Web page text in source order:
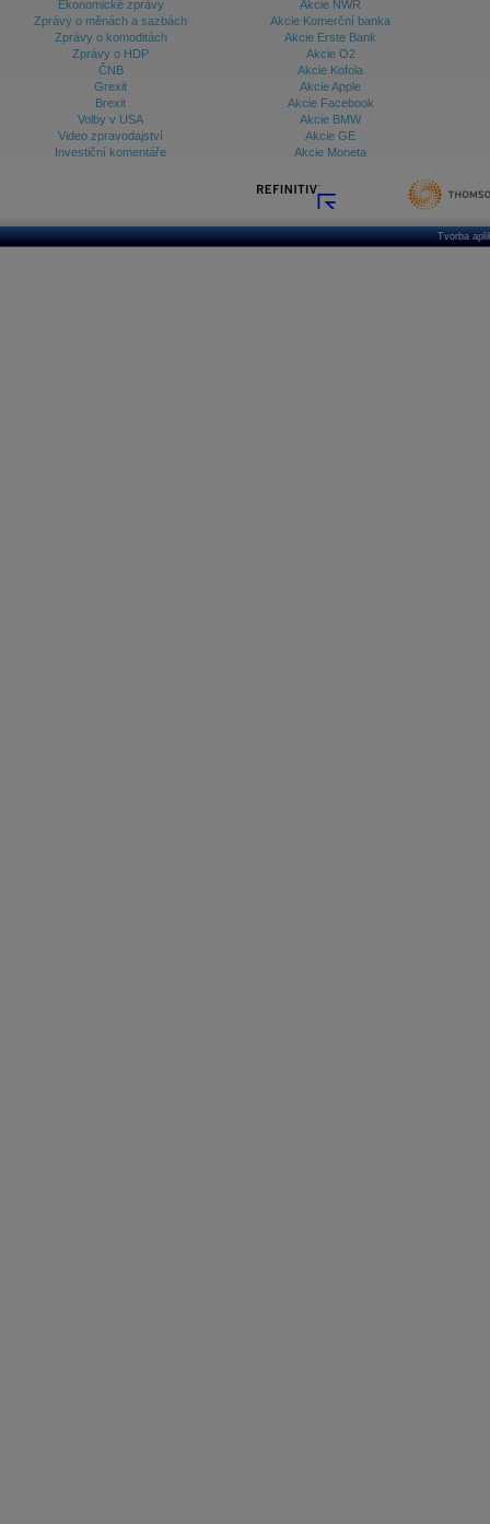
Ekonomické zprávy
Zprávy o měnách a sazbách
Zprávy o komoditách
Zprávy o HDP
ČNB
Grexit
Brexit
Volby v USA
Video zpravodajství
Investiční komentáře
Akcie NWR
Akcie Komerční banka
Akcie Erste Bank
Akcie O2
Akcie Kofola
Akcie Apple
Akcie Facebook
Akcie BMW
Akcie GE
Akcie Moneta
Tvorba